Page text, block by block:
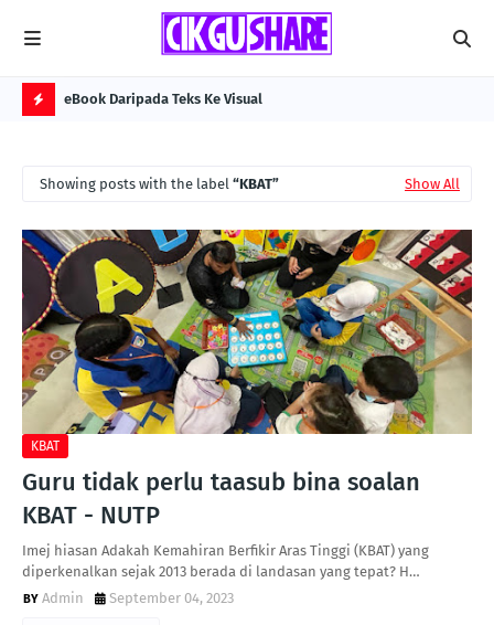
P
O
T
S
eBook Daripada Teks Ke Visual
Showing posts with the label KBAT Show All
KBAT
Guru tidak perlu taasub bina soalan
KBAT - NUTP
Imej hiasan Adakah Kemahiran Berfikir Aras Tinggi (KBAT) yang
diperkenalkan sejak 2013 berada di landasan yang tepat? H…
Admin
September 04, 2023